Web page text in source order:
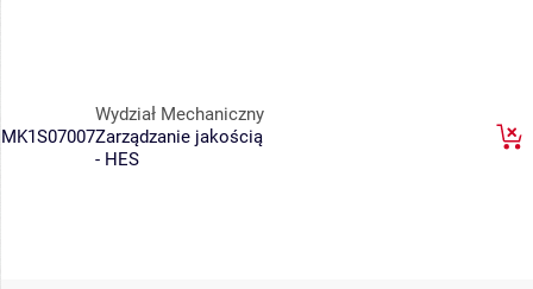
MK1S07007
Wydział Mechaniczny
Zarządzanie jakością
- HES